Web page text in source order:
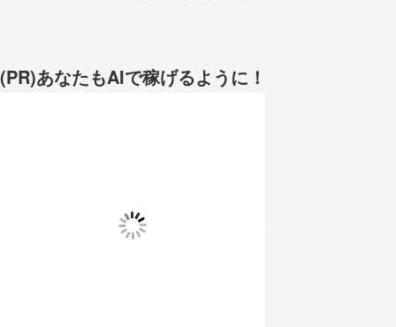
(PR)あなたもAIで稼げるように！